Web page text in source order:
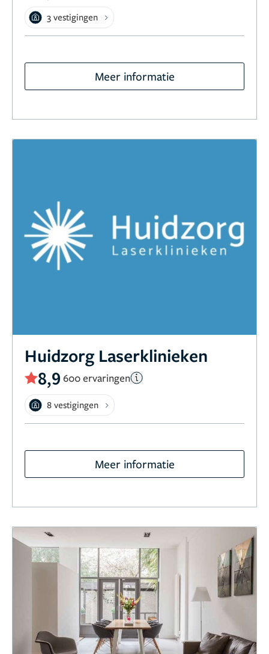
3 vestigingen
Meer informatie
Huidzorg Laserklinieken
8,9 600 ervaringen
8 vestigingen
Meer informatie